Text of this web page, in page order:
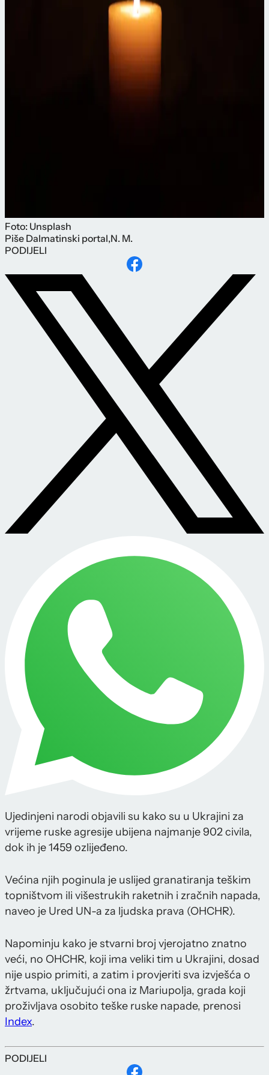
Foto: Unsplash
Piše Dalmatinski portal,N. M.
PODIJELI
Ujedinjeni narodi objavili su kako su u Ukrajini za
vrijeme ruske agresije ubijena najmanje 902 civila,
dok ih je 1459 ozlijeđeno.
Većina njih poginula je uslijed granatiranja teškim
topništvom ili višestrukih raketnih i zračnih napada,
naveo je Ured UN-a za ljudska prava (OHCHR).
Napominju kako je stvarni broj vjerojatno znatno
veći, no OHCHR, koji ima veliki tim u Ukrajini, dosad
nije uspio primiti, a zatim i provjeriti sva izvješća o
žrtvama, uključujući ona iz Mariupolja, grada koji
proživljava osobito teške ruske napade, prenosi
Index.
PODIJELI